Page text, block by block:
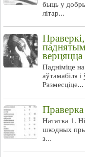
быць у
літар...
паднятым
верцяцца
Падніміце
аўтамабіля
Размесціце...
Нататка 1.
шкодных
з...